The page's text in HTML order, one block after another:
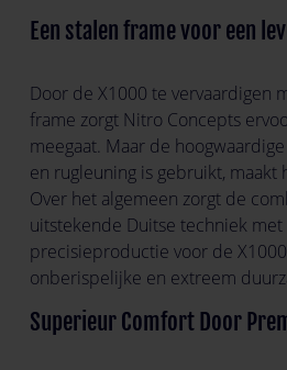
Een stalen frame voor een
Door de X1000 te vervaardigen
frame zorgt Nitro Concepts
meegaat. Maar de
en rugleuning is gebruikt,
Over het algemeen zorgt de
uitstekende Duitse techniek met
precisieproductie voor de
onberispelijke en extreem
Superieur Comfort Door